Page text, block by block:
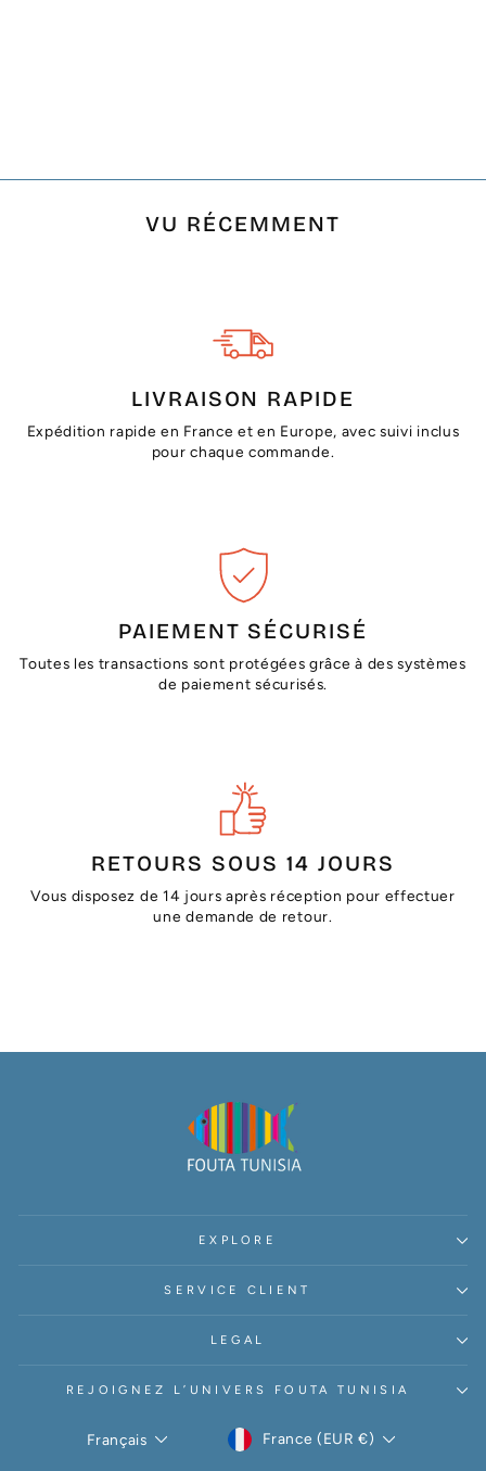
VU RÉCEMMENT
LIVRAISON RAPIDE
Expédition rapide en France et en Europe, avec suivi inclus
pour chaque commande.
PAIEMENT SÉCURISÉ
Toutes les transactions sont protégées grâce à des systèmes
de paiement sécurisés.
RETOURS SOUS 14 JOURS
Vous disposez de 14 jours après réception pour effectuer
une demande de retour.
EXPLORE
SERVICE CLIENT
LEGAL
REJOIGNEZ L’UNIVERS FOUTA TUNISIA
LANGUE
Français DEVISE
France (EUR €)